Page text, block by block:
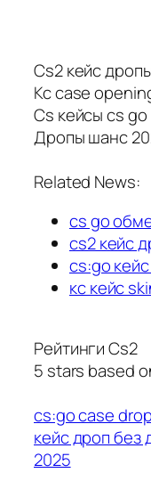
Cs2 кейс
Кс case
Cs кейсы cs
Дропы шанс
Related News:
cs go
cs2 кейс
cs:go
кс кейс
Рейтинги Cs2
5 stars based
cs:go case
кейс дроп без
2025